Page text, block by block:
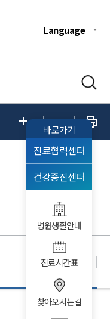
Language
바로가기
진료협력센터
건강증진센터
병원생활안내
진료시간표
찾아오시는길